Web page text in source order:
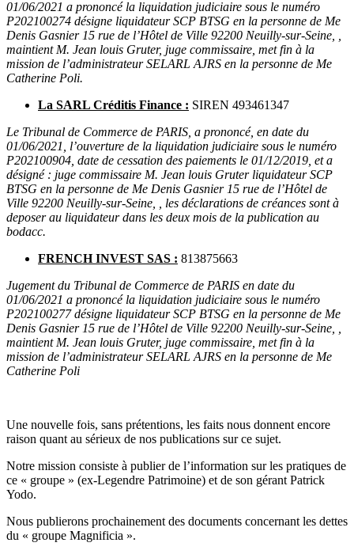
01/06/2021 a prononcé la liquidation judiciaire sous le numéro
P202100274 désigne liquidateur SCP BTSG en la personne de Me
Denis Gasnier 15 rue de l’Hôtel de Ville 92200 Neuilly-sur-Seine, ,
maintient M. Jean louis Gruter, juge commissaire, met fin à la
mission de l’administrateur SELARL AJRS en la personne de Me
Catherine Poli.
La SARL Créditis Finance : SIREN 493461347
Le Tribunal de Commerce de PARIS, a prononcé, en date du
01/06/2021, l’ouverture de la liquidation judiciaire sous le numéro
P202100904, date de cessation des paiements le 01/12/2019, et a
désigné : juge commissaire M. Jean louis Gruter liquidateur SCP
BTSG en la personne de Me Denis Gasnier 15 rue de l’Hôtel de
Ville 92200 Neuilly-sur-Seine, , les déclarations de créances sont à
deposer au liquidateur dans les deux mois de la publication au
bodacc.
FRENCH INVEST SAS : 813875663
Jugement du Tribunal de Commerce de PARIS en date du
01/06/2021 a prononcé la liquidation judiciaire sous le numéro
P202100277 désigne liquidateur SCP BTSG en la personne de Me
Denis Gasnier 15 rue de l’Hôtel de Ville 92200 Neuilly-sur-Seine, ,
maintient M. Jean louis Gruter, juge commissaire, met fin à la
mission de l’administrateur SELARL AJRS en la personne de Me
Catherine Poli
Une nouvelle fois, sans prétentions, les faits nous donnent encore
raison quant au sérieux de nos publications sur ce sujet.
Notre mission consiste à publier de l’information sur les pratiques de
ce « groupe » (ex-Legendre Patrimoine) et de son gérant Patrick
Yodo.
Nous publierons prochainement des documents concernant les dettes
du « groupe Magnificia ».